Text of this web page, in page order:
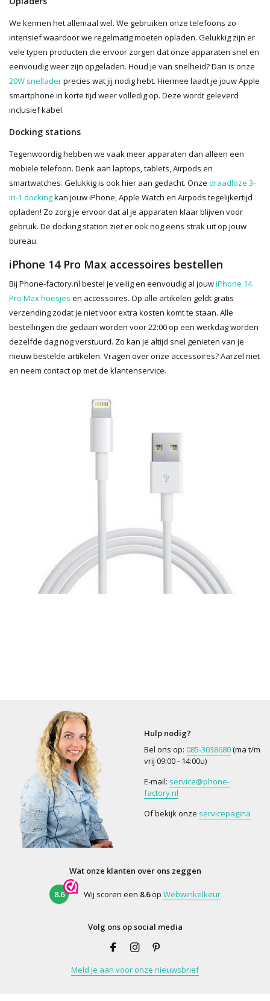
We kennen het allemaal wel. We gebruiken onze telefoons zo
intensief waardoor we regelmatig moeten opladen. Gelukkig zijn er
vele typen producten die ervoor zorgen dat onze apparaten snel en
eenvoudig weer zijn opgeladen. Houd je van snelheid? Dan is onze
20W snelladerprecies wat jij nodig hebt. Hiermee laadt je jouw Apple
smartphone in korte tijd weer volledig op. Deze wordt geleverd
inclusief kabel.
Docking stations
Tegenwoordig hebben we vaak meer apparaten dan alleen een
mobiele telefoon. Denk aan laptops, tablets, Airpods en
smartwatches. Gelukkig is ook hier aan gedacht. Onze draadloze 3-
in-1 dockingkan jouw iPhone, Apple Watch en Airpods tegelijkertijd
opladen! Zo zorg je ervoor dat al je apparaten klaar blijven voor
gebruik. De docking station ziet er ook nog eens strak uit op jouw
bureau.
iPhone 14 Pro Max accessoires bestellen
Bij Phone-factory.nl bestel je veilig en eenvoudig al jouwiPhone 14
Pro Max hoesjes en accessoires. Op alle artikelen geldt gratis
verzending zodat je niet voor extra kosten komt te staan. Alle
bestellingen die gedaan worden voor 22:00 op een werkdag worden
dezelfde dag nog verstuurd. Zo kan je altijd snel genieten van je
nieuw bestelde artikelen. Vragen over onze accessoires? Aarzel niet
en neem contact op met de klantenservice.
Hulp nodig?
Bel ons op: 085-3038680(ma t/m
vrij 09:00 - 14:00u)
E-mail: service@phone-
factory.nl
Of bekijk onze servicepagina
Wat onze klanten over ons zeggen
8.6 Wij scoren een 8.6op Webwinkelkeur
Volg ons op social media
Meld je aan voor onze nieuwsbrief